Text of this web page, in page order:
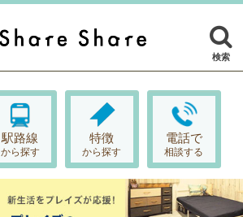
検索
駅路線
から探す
特徴
から探す
電話で
相談する